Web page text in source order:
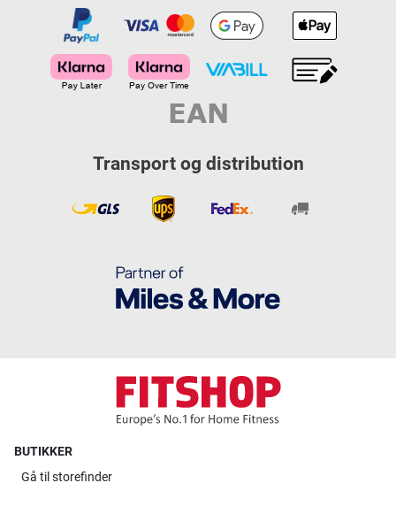
Transport og distribution
BUTIKKER
Gå til storefinder